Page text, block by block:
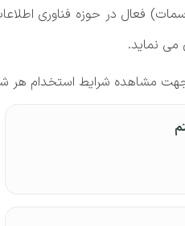
فعال در حوزه فناوری
می نماید.
مشاهده شرایط استخدام هر